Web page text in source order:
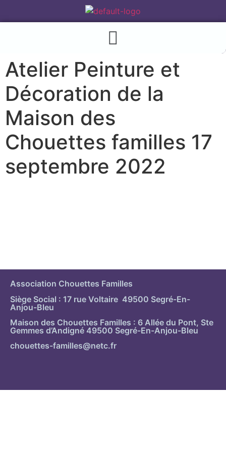
Atelier Peinture et
Décoration de la
Maison des
Chouettes familles 17
septembre 2022
Association Chouettes Familles
Siège Social : 17 rue Voltaire 49500 Segré-En-
Anjou-Bleu
Maison des Chouettes Familles : 6 Allée du Pont, Ste
Gemmes d’Andigné 49500 Segré-En-Anjou-Bleu
chouettes-familles@netc.fr